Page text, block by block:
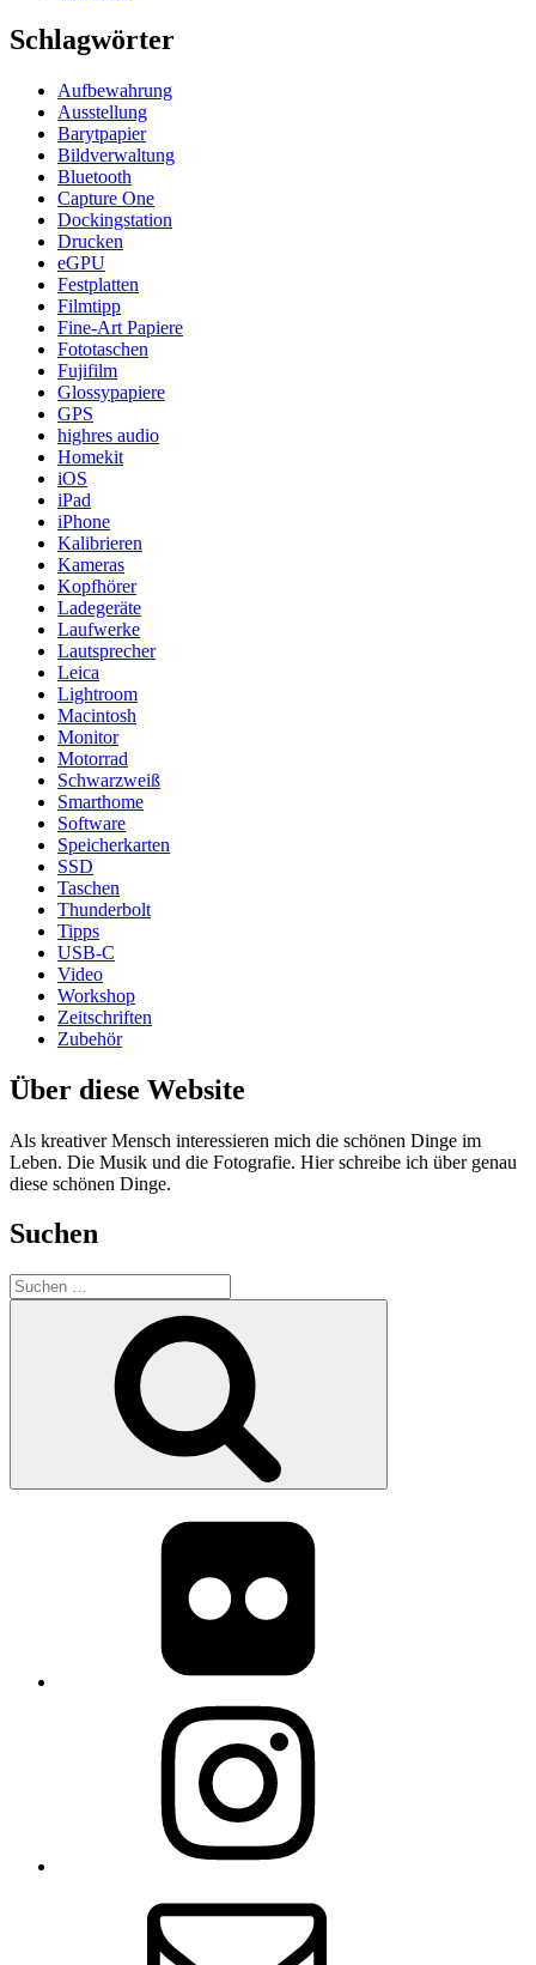
Schlagwörter
Aufbewahrung
Ausstellung
Barytpapier
Bildverwaltung
Bluetooth
Capture One
Dockingstation
Drucken
eGPU
Festplatten
Filmtipp
Fine-Art Papiere
Fototaschen
Fujifilm
Glossypapiere
GPS
highres audio
Homekit
iOS
iPad
iPhone
Kalibrieren
Kameras
Kopfhörer
Ladegeräte
Laufwerke
Lautsprecher
Leica
Lightroom
Macintosh
Monitor
Motorrad
Schwarzweiß
Smarthome
Software
Speicherkarten
SSD
Taschen
Thunderbolt
Tipps
USB-C
Video
Workshop
Zeitschriften
Zubehör
Über diese Website
Als kreativer Mensch interessieren mich die schönen Dinge im
Leben. Die Musik und die Fotografie. Hier schreibe ich über genau
diese schönen Dinge.
Suchen
Suchen
nach: